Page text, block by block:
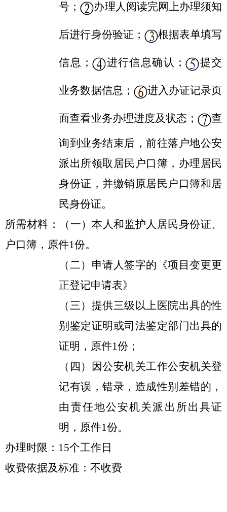
号；
办理人阅读完网上办理须知
后进行身份验证； 根据表单填写
信息； 进行信息确认； 提交
业务数据信息； 进入办证记录页
面查看业务办理进度及状态； 查
询到业务结束后，前往落户地公安
派出所领取居民户口簿，办理居民
身份证，并缴销原居民户口簿和居
民身份证。
所需材料：（一）本人和监护人居民身份证、
户口簿，原件1份。
（二）申请人签字的《项目变更更
正登记申请表》
（三）提供三级以上医院出具的性
别鉴定证明或司法鉴定部门出具的
证明，原件1份；
（四）因公安机关工作公安机关登
记有误，错录，造成性别差错的，
由责任地公安机关派出所出具证
明，原件1份。
办理时限： 15个工作日
收费依据及标准：不收费